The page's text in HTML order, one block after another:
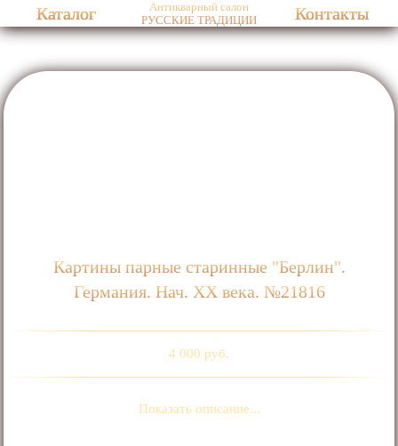
Каталог
Антикварный салон
РУССКИЕ ТРАДИЦИИ
Контакты
Картины парные старинные "Берлин".
Германия. Нач. ХХ века. №21816
4 000 руб.
Показать описание...